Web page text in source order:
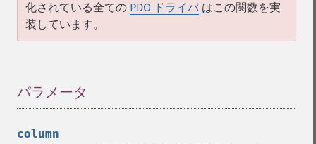
化されている全ての PDO ドライバ はこの関数を実
装しています。
パラメータ
column